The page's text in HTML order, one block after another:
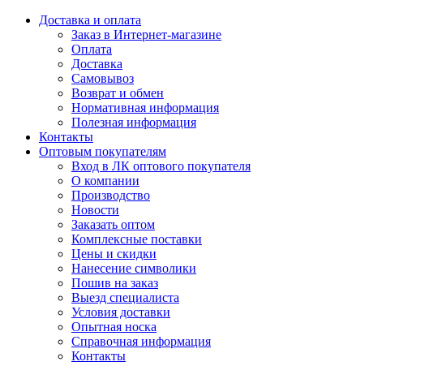
Доставка и оплата
Заказ в Интернет-магазине
Оплата
Доставка
Самовывоз
Возврат и обмен
Нормативная информация
Полезная информация
Контакты
Оптовым покупателям
Вход в ЛК оптового покупателя
О компании
Производство
Новости
Заказать оптом
Комплексные поставки
Цены и скидки
Нанесение символики
Пошив на заказ
Выезд специалиста
Условия доставки
Опытная носка
Справочная информация
Контакты